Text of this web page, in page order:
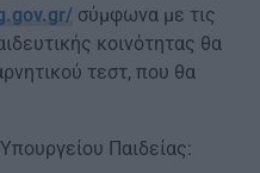
σύμφωνα με τις
κοινότητας θα
τεστ, που θα
Παιδείας: